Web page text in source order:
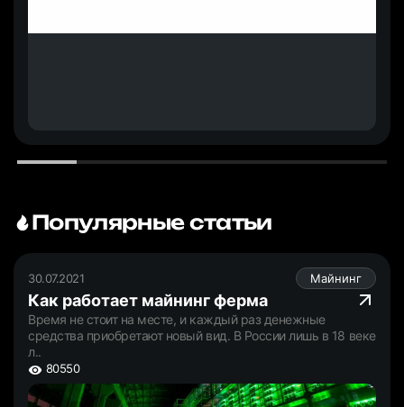
Популярные статьи
30.07.2021 Майнинг
Как работает майнинг ферма
Время не стоит на месте, и каждый раз денежные
средства приобретают новый вид. В России лишь в 18 веке
л..
80550